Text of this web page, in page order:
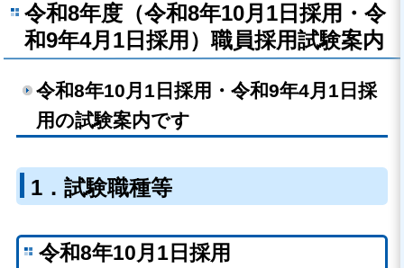
令和8年度（令和8年10月1日採用・令
和9年4月1日採用）職員採用試験案内
令和8年10月1日採用・令和9年4月1日採
用の試験案内です
1．試験職種等
令和8年10月1日採用